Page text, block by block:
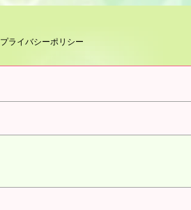
プライバシーポリシー